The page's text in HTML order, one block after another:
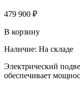
479 900 ₽
В корзину
Наличие: На складе
Электрический
обеспечивает